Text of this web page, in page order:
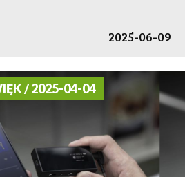
2025-06-09
/ 2025-04-04